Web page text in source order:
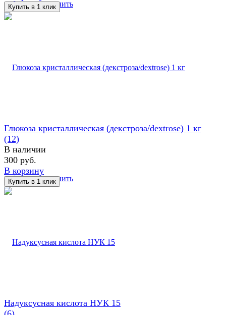
избранное сравнить
избранное сравнить
Глюкоза кристаллическая (декстроза/dextrose) 1 кг
(12)
В наличии
300 руб.
В корзину
Надуксусная кислота НУК 15